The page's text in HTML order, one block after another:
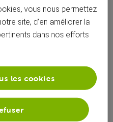
vous nous permettez
site, d’en améliorer la
dans nos efforts
les cookies